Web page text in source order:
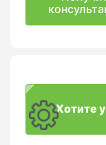
Хотите